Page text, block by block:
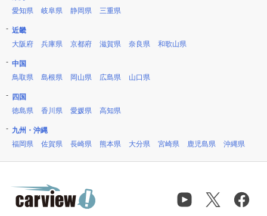
愛知県
岐阜県 静岡県 三重県
近畿
大阪府
兵庫県 京都府 滋賀県 奈良県 和歌山県
中国
鳥取県
島根県 岡山県 広島県 山口県
四国
徳島県
香川県 愛媛県 高知県
九州・沖縄
福岡県
佐賀県 長崎県 熊本県 大分県 宮崎県 鹿児島県 沖縄県